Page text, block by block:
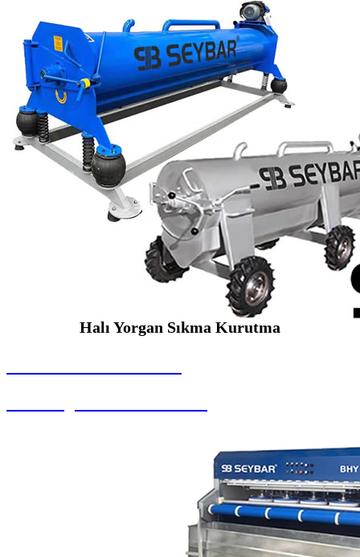
Halı Yorgan Sıkma Kurutma